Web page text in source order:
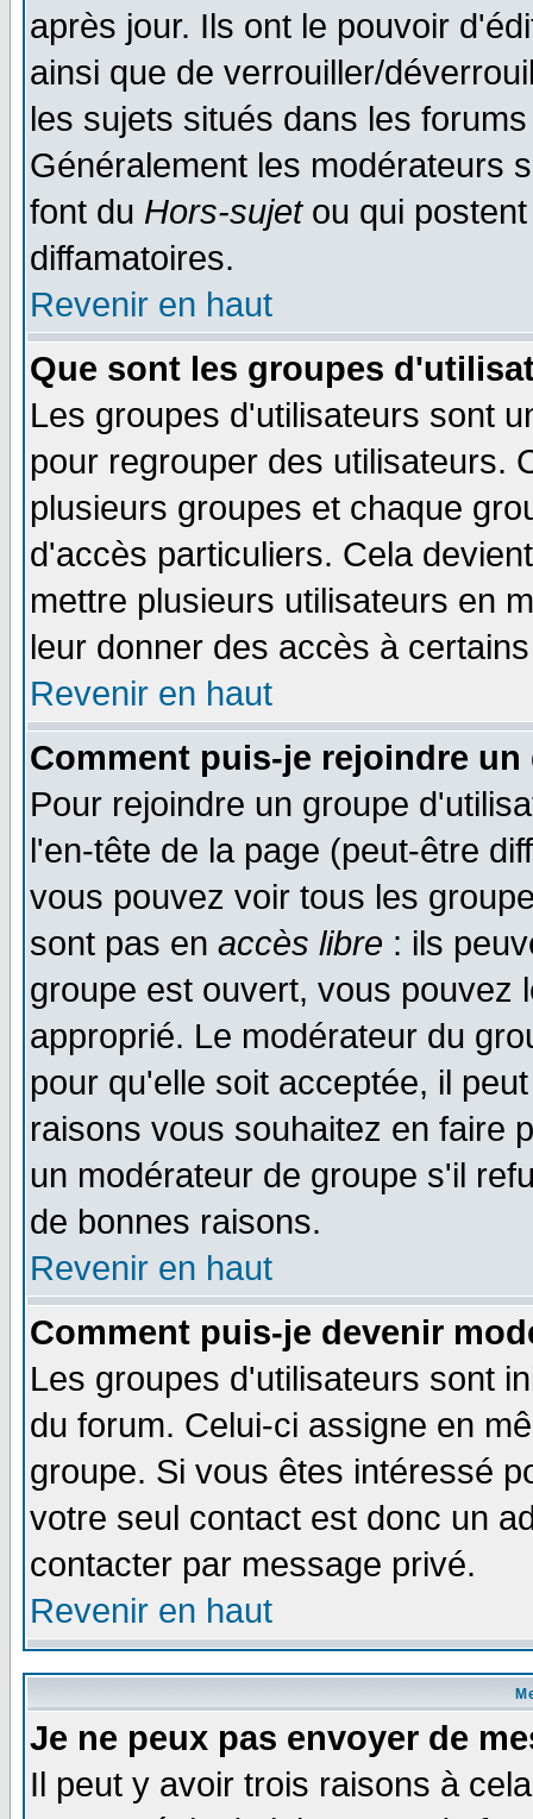
après jour. Ils ont le pouvoir
ainsi que de verrouiller/
les sujets situés dans les
Généralement les modérateurs
font du Hors-sujetou qui
diffamatoires.
Revenir en haut
Que sont les groupes
Les groupes d'utilisateurs sont
pour regrouper des utilisateurs.
plusieurs groupes et chaque
d'accès particuliers. Cela
mettre plusieurs utilisateurs en
leur donner des accès à
Revenir en haut
Comment puis-je rejoindre
Pour rejoindre un groupe
l'en-tête de la page (peut-être
vous pouvez voir tous les
sont pas en accès libre : ils
groupe est ouvert, vous pouvez
approprié. Le modérateur du
pour qu'elle soit acceptée, il
raisons vous souhaitez en faire
un modérateur de groupe s'il
de bonnes raisons.
Revenir en haut
Comment puis-je devenir
Les groupes d'utilisateurs sont
du forum. Celui-ci assigne en
groupe. Si vous êtes intéressé
votre seul contact est donc un
contacter par message privé.
Revenir en haut
Je ne peux pas envoyer de
Il peut y avoir trois raisons à